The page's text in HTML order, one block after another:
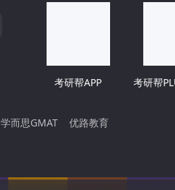
考研帮APP
考研帮
学而思GMAT 优路教育